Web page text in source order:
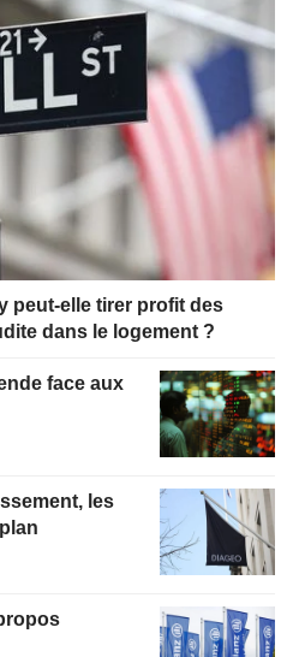
peut-elle tirer profit des
dans le logement ?
face aux
les